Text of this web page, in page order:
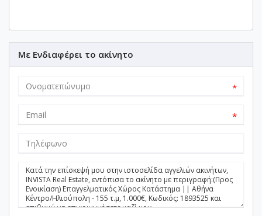
Με Ενδιαφέρει το ακίνητο
*
*